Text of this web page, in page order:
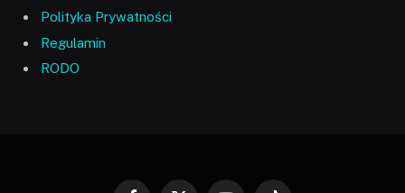
Polityka Prywatności
Regulamin
RODO